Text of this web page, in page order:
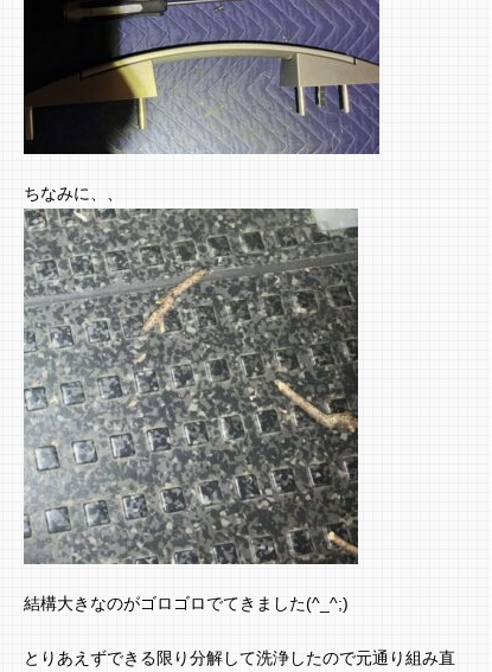
ちなみに、、
結構大きなのがゴロゴロでてきました(^_^;)
とりあえずできる限り分解して洗浄したので元通り組み直